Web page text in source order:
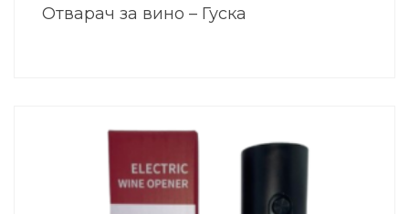
Отварач за вино – Гуска